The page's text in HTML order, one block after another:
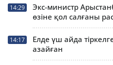
14:29
Экс-министр
өзіне қол салғаны
14:17
Елде үш айда
азайған